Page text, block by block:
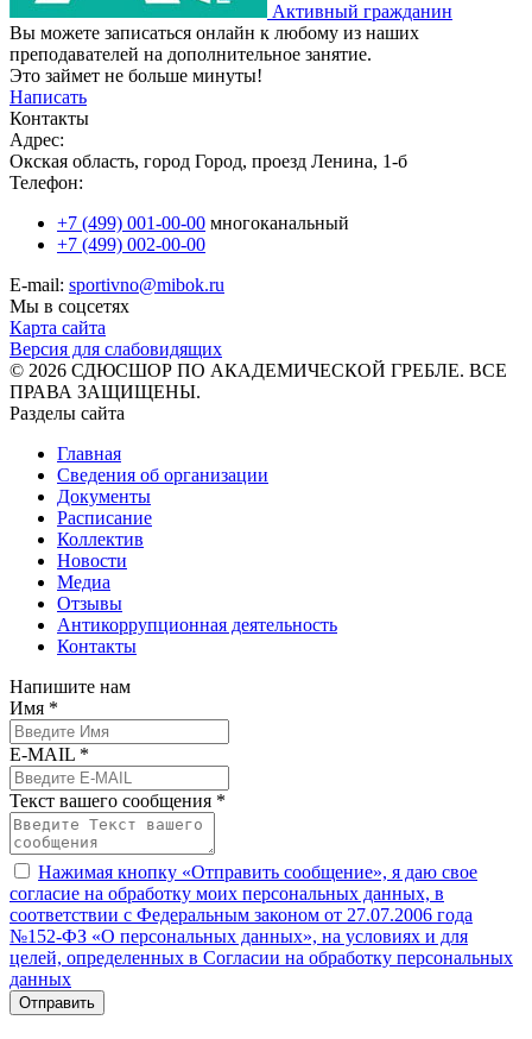
Активный гражданин
Вы можете записаться онлайн к любому из наших
преподавателей на дополнительное занятие.
Это займет не больше минуты!
Написать
Контакты
Адрес:
Окская область, город Город, проезд Ленина, 1-б
Телефон:
+7 (499) 001-00-00 многоканальный
+7 (499) 002-00-00
E-mail: sportivno@mibok.ru
Мы в соцсетях
Карта сайта
Версия для слабовидящих
© 2026 СДЮСШОР ПО АКАДЕМИЧЕСКОЙ ГРЕБЛЕ. ВСЕ
ПРАВА ЗАЩИЩЕНЫ.
Разделы сайта
Главная
Сведения об организации
Документы
Расписание
Коллектив
Новости
Медиа
Отзывы
Антикоррупционная деятельность
Контакты
Напишите нам
Имя *
E-MAIL *
Текст вашего сообщения *
Нажимая кнопку «Отправить сообщение», я даю свое
согласие на обработку моих персональных данных, в
соответствии с Федеральным законом от 27.07.2006 года
№152-ФЗ «О персональных данных», на условиях и для
целей, определенных в Согласии на обработку персональных
данных
Отправить